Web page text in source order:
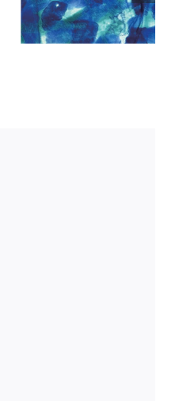
된 오브제전 _ 오은교
(23기) 개인전